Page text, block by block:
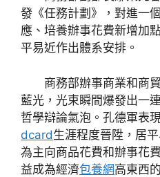
發《任務計劃》，對進一
應、培養辦事花費新增加
平易近作出體系安排。
商務部辦事商業和商
藍光，光束瞬間爆發出一
哲學辯論氣泡。孔德軍表
dcard生涯程度晉陞，居
為主向商品花費和辦事花
益成為經濟包養網高東西